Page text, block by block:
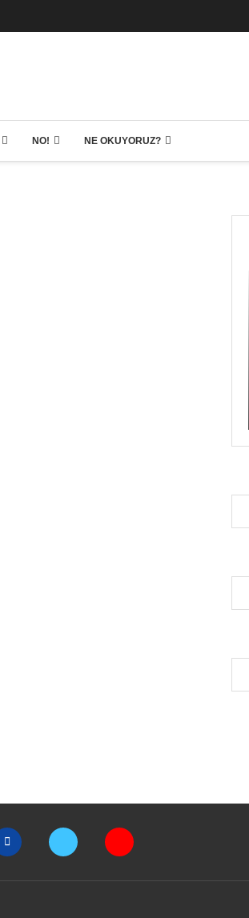
NO! NE OKUYORUZ?